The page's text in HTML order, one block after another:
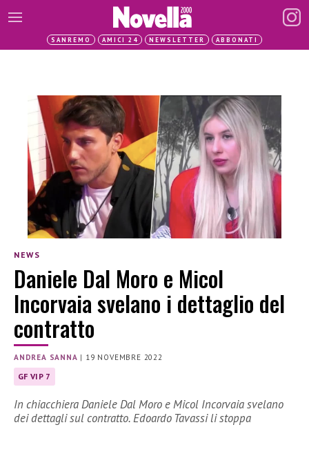
SANREMO AMICI 24 NEWSLETTER ABBONATI
NEWS
Daniele Dal Moro e Micol
Incorvaia svelano i dettaglio del
contratto
ANDREA SANNA | 19 NOVEMBRE 2022
GF VIP 7
In chiacchiera Daniele Dal Moro e Micol Incorvaia svelano
dei dettagli sul contratto. Edoardo Tavassi li stoppa